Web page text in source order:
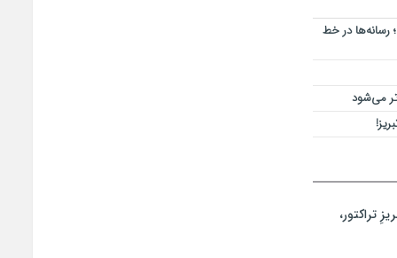
رسانه‌ها در خط
می‌شود
تراکتور،